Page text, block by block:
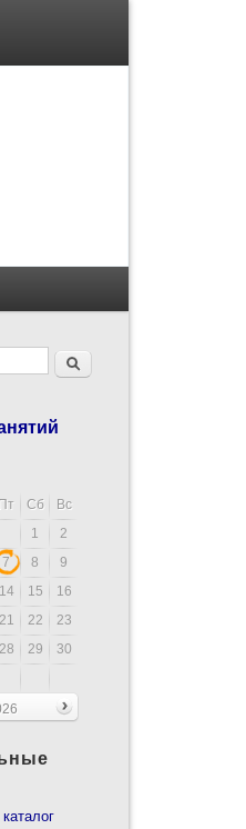
Поиск
Пт Сб
Вс
1
2
7 8
9
14 15
16
21 22
23
28 29
30